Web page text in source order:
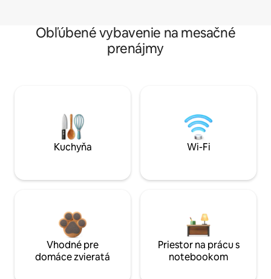
Obľúbené vybavenie na mesačné
prenájmy
Kuchyňa Wi-Fi
Vhodné pre
domáce zvieratá
Priestor na prácu s
notebookom